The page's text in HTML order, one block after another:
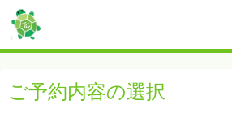
ご予約内容の選択
5:00